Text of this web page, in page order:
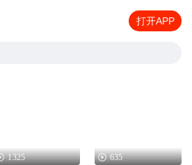
打开APP
1325 635